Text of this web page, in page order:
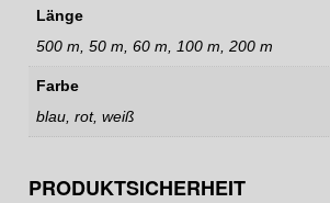
Länge
500 m, 50 m, 60 m, 100 m, 200 m
Farbe
blau, rot, weiß
PRODUKTSICHERHEIT